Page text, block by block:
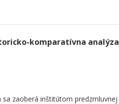
komparatívna analýza
sa zaoberá inštitútom predzmluvnej